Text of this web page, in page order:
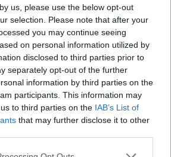
us, please use the below opt-out
selection. Please note that after your
you may continue seeing
on personal information utilized by
disclosed to third parties prior to
separately opt-out of the further
information by third parties on the
participants. This information may
to third parties on the IAB’s List of
that may further disclose it to other